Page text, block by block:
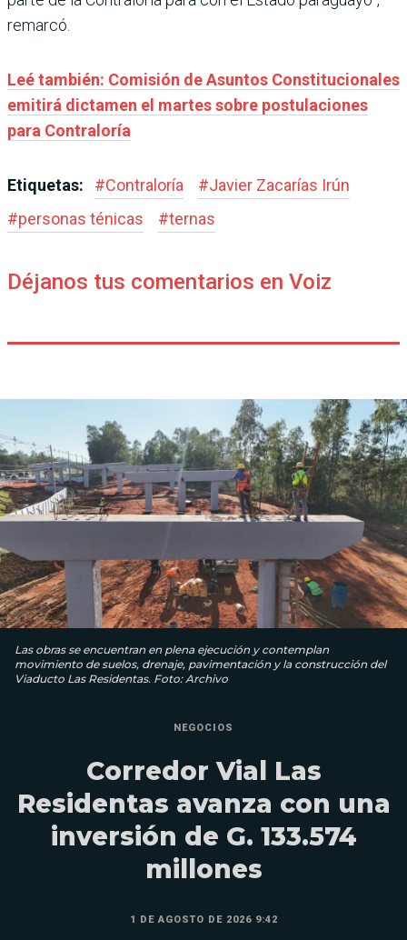
remarcó.
Leé también: Comisión de Asuntos Constitucionales
emitirá dictamen el martes sobre postulaciones
para Contraloría
Etiquetas: #Contraloría #Javier Zacarías Irún
#personas ténicas #ternas
Déjanos tus comentarios en Voiz
Las obras se encuentran en plena ejecución y contemplan
movimiento de suelos, drenaje, pavimentación y la construcción del
Viaducto Las Residentas. Foto: Archivo
NEGOCIOS
Corredor Vial Las
Residentas avanza con una
inversión de G. 133.574
millones
1 DE AGOSTO DE 2026 9:42